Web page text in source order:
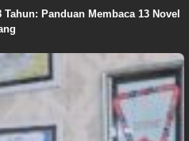
Panduan Membaca 13 Novel